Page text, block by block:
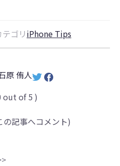
ゴリiPhone Tips
原 侑人
out of 5 )
記事へコメント)